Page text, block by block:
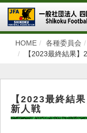
HOME 各種委員会
【2023最終結果
【2023最終結
新人戦